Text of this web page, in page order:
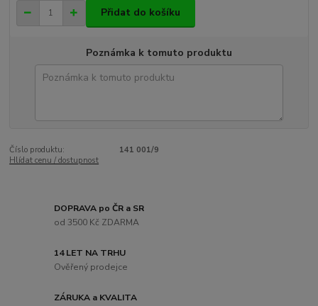
Přidat do košíku
Poznámka k tomuto produktu
Číslo produktu:
141 001/9
Hlídat cenu / dostupnost
DOPRAVA po ČR a SR
od 3500 Kč ZDARMA
14 LET NA TRHU
Ověřený prodejce
ZÁRUKA a KVALITA